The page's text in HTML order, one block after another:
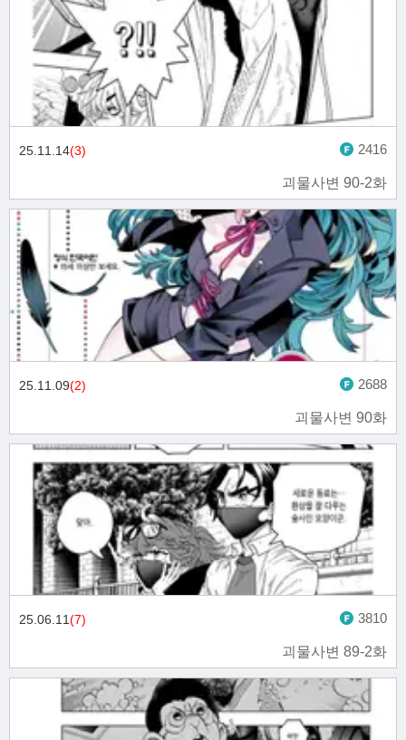
괴물사변 90-2화
25.11.14(3) 2416
괴물사변 90화
25.11.09(2) 2688
괴물사변 89-2화
25.06.11(7) 3810